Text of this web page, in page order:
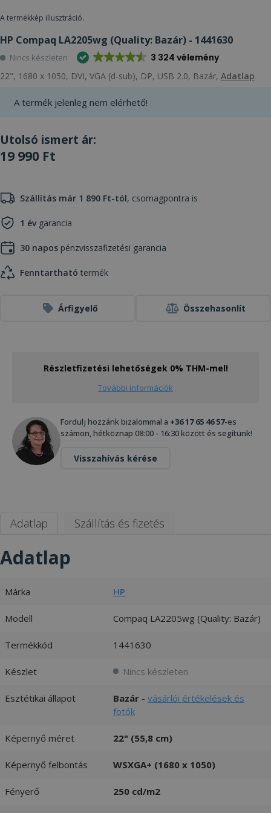
A termékkép illusztráció.
HP Compaq LA2205wg (Quality: Bazár) - 1441630
Nincs készleten 3 324 vélemény
22", 1680 x 1050, DVI, VGA (d-sub), DP, USB 2.0, Bazár, Adatlap
A termék jelenleg nem elérhető!
Utolsó ismert ár:
19 990 Ft
Szállítás már 1 890 Ft-tól, csomagpontra is
1 évgarancia
30 napos pénzvisszafizetési garancia
Fenntartható termék
Árfigyelő Összehasonlít
Részletfizetési lehetőségek 0% THM-mel!
További információk
Fordulj hozzánk bizalommal a +36 17 65 46 57-es
számon, hétköznap 08:00 - 16:30 között és segítünk!
Visszahívás kérése
Adatlap Szállítás és fizetés
Adatlap
Márka HP
Modell Compaq LA2205wg (Quality: Bazár)
Termékkód 1441630
Készlet Nincs készleten
Esztétikai állapot Bazár - vásárlói értékelések és
fotók
Képernyő méret 22" (55,8 cm)
Képernyő felbontás WSXGA+ (1680 x 1050)
Fényerő 250 cd/m2